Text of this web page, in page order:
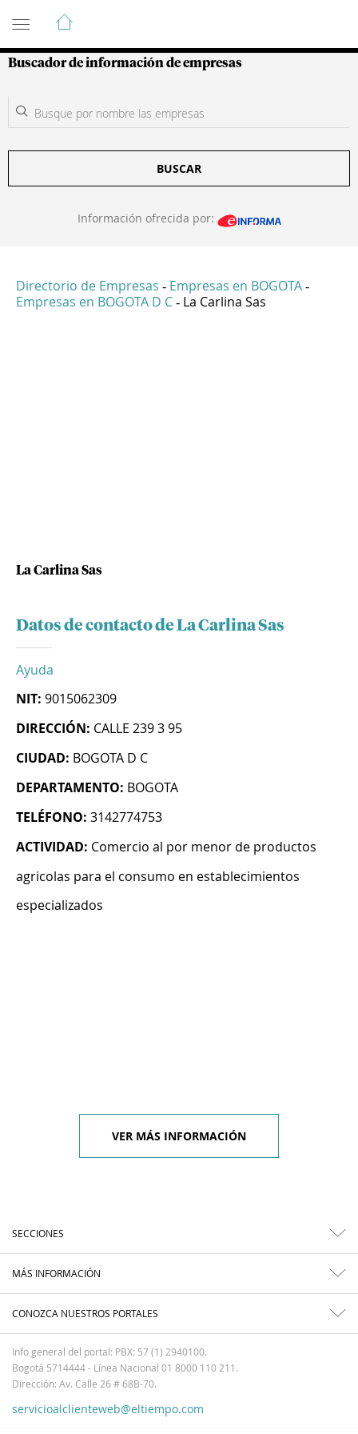
Guía de Empresas Colombianas
Buscador de información de empresas
BUSCAR
Información ofrecida por:
Directorio de Empresas - Empresas en BOGOTA -
Empresas en BOGOTA D C - La Carlina Sas
La Carlina Sas
Datos de contacto de La Carlina Sas
Ayuda
NIT: 9015062309
DIRECCIÓN: CALLE 239 3 95
CIUDAD: BOGOTA D C
DEPARTAMENTO: BOGOTA
TELÉFONO: 3142774753
ACTIVIDAD: Comercio al por menor de productos
agricolas para el consumo en establecimientos
especializados
VER MÁS INFORMACIÓN
SECCIONES
MÁS INFORMACIÓN
CONOZCA NUESTROS PORTALES
Info general del portal: PBX: 57 (1) 2940100.
Bogotá 5714444 - Línea Nacional 01 8000 110 211.
Dirección: Av. Calle 26 # 68B-70.
servicioalclienteweb@eltiempo.com